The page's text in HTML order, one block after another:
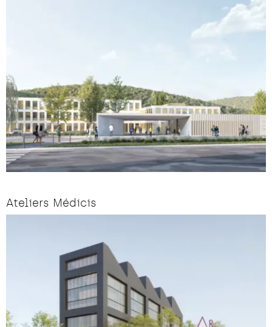
Ateliers Médicis